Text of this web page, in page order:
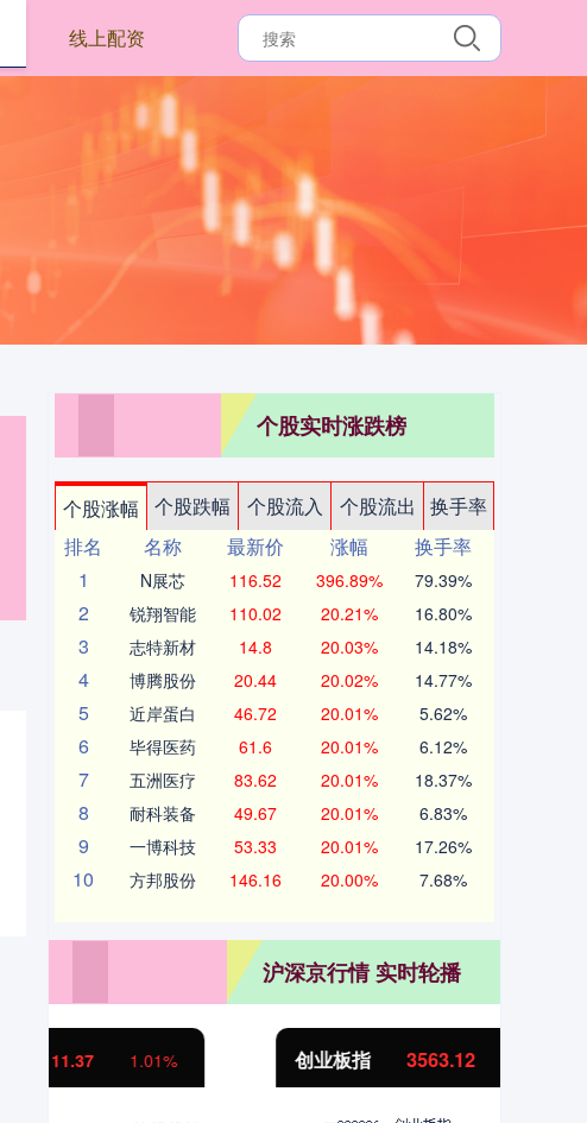
线上配资
个股实时涨跌榜
个股涨幅 个股跌幅 个股流入 个股流出
换手率
排名
名称 最新价 涨幅
换手率
1
N展芯 116.52 396.89% 79.39%
2 锐翔智能 110.02 20.21% 16.80%
3 志特新材 14.8 20.03% 14.18%
4 博腾股份 20.44 20.02% 14.77%
5 近岸蛋白 46.72 20.01% 5.62%
6 毕得医药 61.6 20.01% 6.12%
7 五洲医疗 83.62 20.01% 18.37%
8 耐科装备 49.67 20.01% 6.83%
9 一博科技 53.33 20.01% 17.26%
10 方邦股份 146.16 20.00% 7.68%
沪深京行情 实时轮播
创业板指 47.56 1.35%